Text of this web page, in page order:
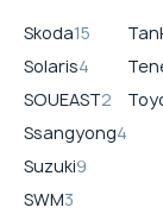
Skoda15
Solaris4
SOUEAST2
Ssangyong4
Suzuki9
SWM3